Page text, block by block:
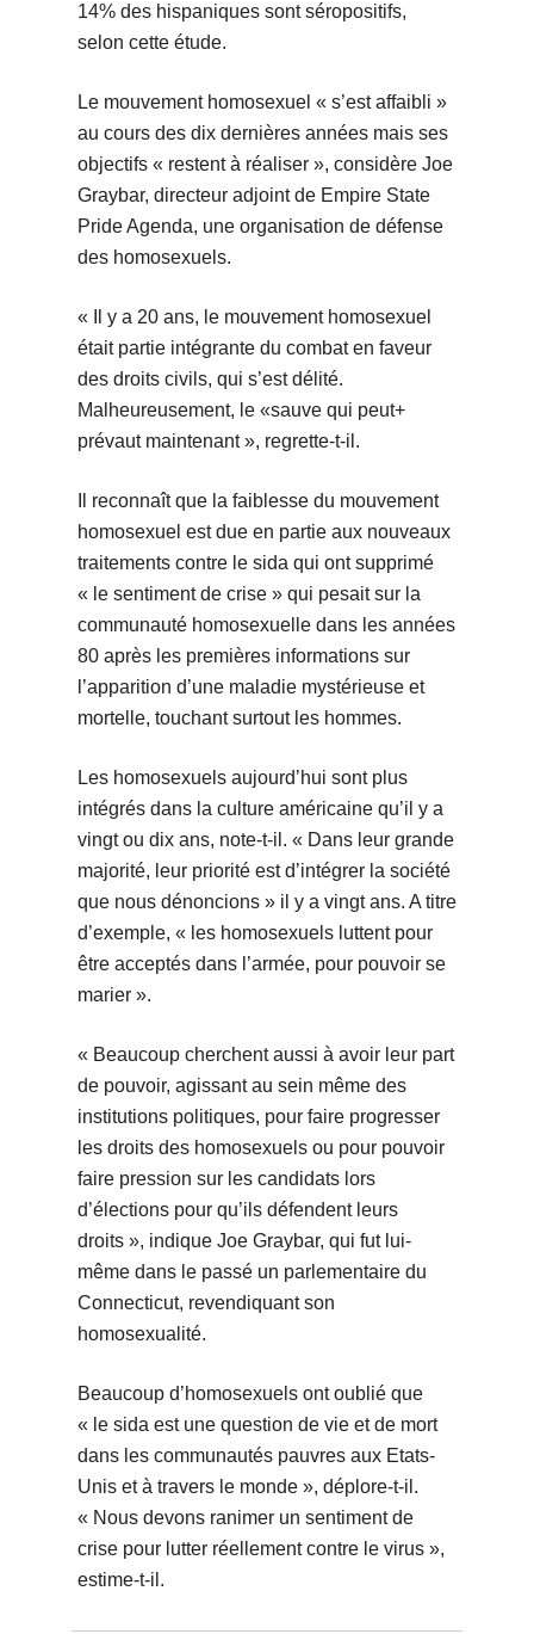
14% des hispaniques sont séropositifs,
selon cette étude.
Le mouvement homosexuel « s’est affaibli »
au cours des dix dernières années mais ses
objectifs « restent à réaliser », considère Joe
Graybar, directeur adjoint de Empire State
Pride Agenda, une organisation de défense
des homosexuels.
« Il y a 20 ans, le mouvement homosexuel
était partie intégrante du combat en faveur
des droits civils, qui s’est délité.
Malheureusement, le «sauve qui peut+
prévaut maintenant », regrette-t-il.
Il reconnaît que la faiblesse du mouvement
homosexuel est due en partie aux nouveaux
traitements contre le sida qui ont supprimé
« le sentiment de crise » qui pesait sur la
communauté homosexuelle dans les années
80 après les premières informations sur
l’apparition d’une maladie mystérieuse et
mortelle, touchant surtout les hommes.
Les homosexuels aujourd’hui sont plus
intégrés dans la culture américaine qu’il y a
vingt ou dix ans, note-t-il. « Dans leur grande
majorité, leur priorité est d’intégrer la société
que nous dénoncions » il y a vingt ans. A titre
d’exemple, « les homosexuels luttent pour
être acceptés dans l’armée, pour pouvoir se
marier ».
« Beaucoup cherchent aussi à avoir leur part
de pouvoir, agissant au sein même des
institutions politiques, pour faire progresser
les droits des homosexuels ou pour pouvoir
faire pression sur les candidats lors
d’élections pour qu’ils défendent leurs
droits », indique Joe Graybar, qui fut lui-
même dans le passé un parlementaire du
Connecticut, revendiquant son
homosexualité.
Beaucoup d’homosexuels ont oublié que
« le sida est une question de vie et de mort
dans les communautés pauvres aux Etats-
Unis et à travers le monde », déplore-t-il.
« Nous devons ranimer un sentiment de
crise pour lutter réellement contre le virus »,
estime-t-il.